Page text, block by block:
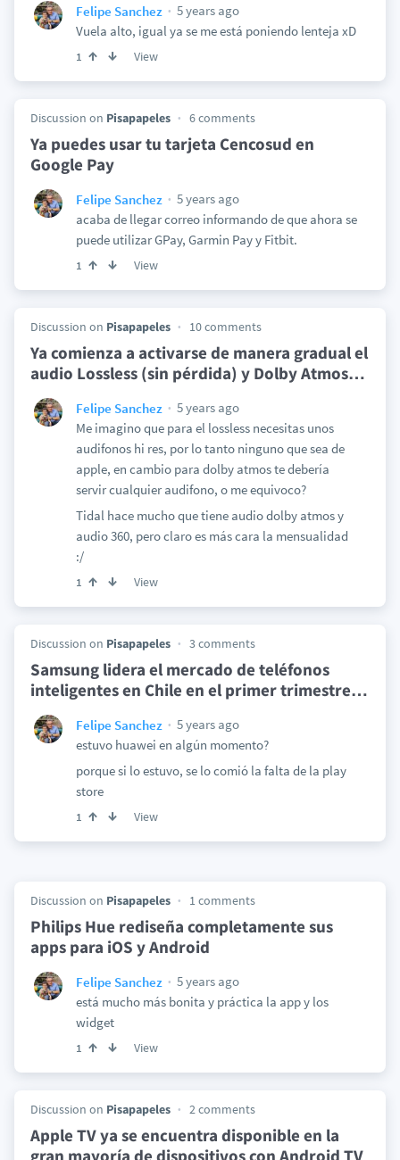
Felipe Sanchez
5 years ago
Vuela alto, igual ya se me está poniendo lenteja xD
1 View
Discussion on Pisapapeles 6 comments
Ya puedes usar tu tarjeta Cencosud en
Google Pay
Felipe Sanchez
5 years ago
acaba de llegar correo informando de que ahora se
puede utilizar GPay, Garmin Pay y Fitbit.
1 View
Discussion on Pisapapeles 10 comments
Ya comienza a activarse de manera gradual el
audio Lossless (sin pérdida) y Dolby Atmos…
Felipe Sanchez
5 years ago
Me imagino que para el lossless necesitas unos
audifonos hi res, por lo tanto ninguno que sea de
apple, en cambio para dolby atmos te debería
servir cualquier audifono, o me equivoco?
Tidal hace mucho que tiene audio dolby atmos y
audio 360, pero claro es más cara la mensualidad
:/
1 View
Discussion on Pisapapeles 3 comments
Samsung lidera el mercado de teléfonos
inteligentes en Chile en el primer trimestre…
Felipe Sanchez
5 years ago
estuvo huawei en algún momento?
porque si lo estuvo, se lo comió la falta de la play
store
1 View
Discussion on Pisapapeles 1 comments
Philips Hue rediseña completamente sus
apps para iOS y Android
Felipe Sanchez
5 years ago
está mucho más bonita y práctica la app y los
widget
1 View
Discussion on Pisapapeles 2 comments
Apple TV ya se encuentra disponible en la
gran mayoría de dispositivos con Android TV